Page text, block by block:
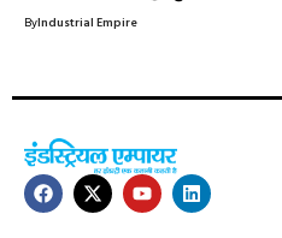
ByIndustrial Empire